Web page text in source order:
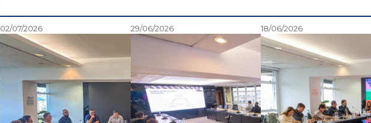
02/07/2026 29/06/2026 18/06/2026